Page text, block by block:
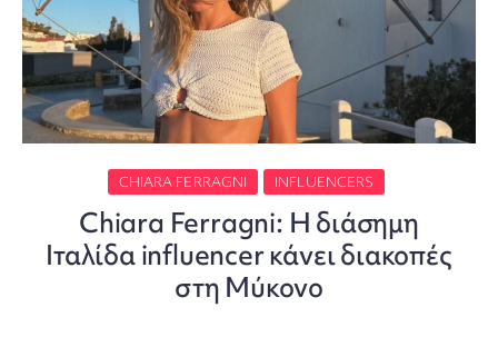
CHIARA FERRAGNI INFLUENCERS
Chiara Ferragni: Η διάσημη
Ιταλίδα influencer κάνει διακοπές
στη Μύκονο